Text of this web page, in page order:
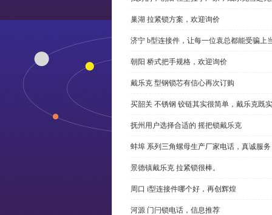
巢湖 拉紧锁方案，欢迎询价
济宁 b型连接件，让每一位袁总都能受骗上
朝阳 桥式把手规格，欢迎询价
戴乐克 型钢锁芯有信心再次订购
买韶关 不锈钢 铰链其实很简单，戴乐克既
抚州用户选择合适的 摇把锁戴乐克
蚌埠 系列三角螺母生产厂家电话，真诚服务
景德镇戴乐克 拉紧锁很棒。
周口 i型连接件哪个好，再创辉煌
河源 门闩锁电话，信息推荐